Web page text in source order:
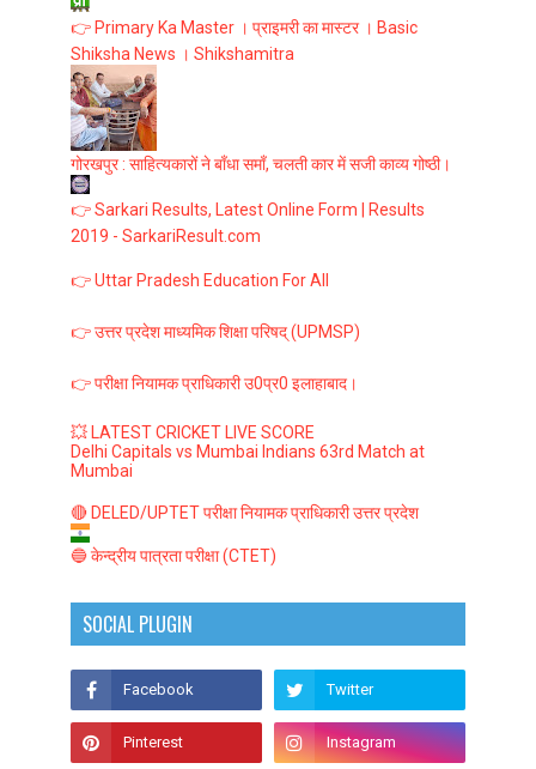
👉 Primary Ka Master । प्राइमरी का मास्टर । Basic
Shiksha News । Shikshamitra
गोरखपुर : साहित्यकारों ने बाँधा समाँ, चलती कार में सजी काव्य गोष्ठी।
👉 Sarkari Results, Latest Online Form | Results
2019 - SarkariResult.com
👉 Uttar Pradesh Education For All
👉 उत्तर प्रदेश माध्यमिक शिक्षा परिषद् (UPMSP)
👉 परीक्षा नियामक प्राधिकारी उ0प्र0 इलाहाबाद।
💥 LATEST CRICKET LIVE SCORE
Delhi Capitals vs Mumbai Indians 63rd Match at
Mumbai
🔴 DELED/UPTET परीक्षा नियामक प्राधिकारी उत्तर प्रदेश
🔵 केन्द्रीय पात्रता परीक्षा (CTET)
SOCIAL PLUGIN